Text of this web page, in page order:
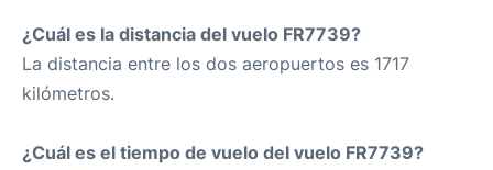
¿Cuál es la distancia del vuelo FR7739?
La distancia entre los dos aeropuertos es 1717
kilómetros.
¿Cuál es el tiempo de vuelo del vuelo FR7739?